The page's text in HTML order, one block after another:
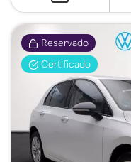
Reservado
Certificado